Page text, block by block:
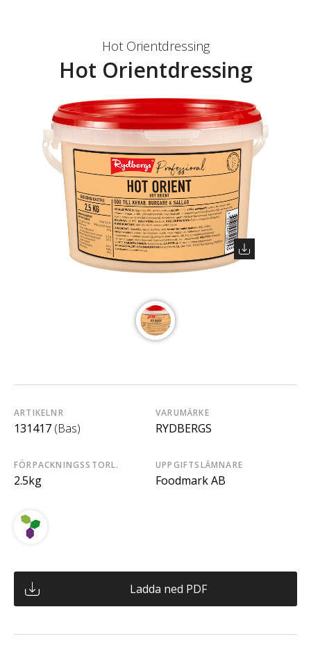
Hot Orientdressing
Hot Orientdressing
ARTIKELNR
131417 (Bas)
VARUMÄRKE
RYDBERGS
FÖRPACKNINGSSTORL.
2.5kg
UPPGIFTSLÄMNARE
Foodmark AB
Ladda ned PDF